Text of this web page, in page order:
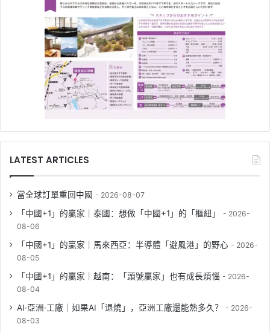
LATEST ARTICLES
當全球訂單重回中國 2026-08-07
「中國+1」的贏家｜泰國：想做「中國+1」的「樞紐」
2026-
08-06
「中國+1」的贏家｜馬來西亞：半導體「避風港」的野心
2026-
08-05
「中國+1」的贏家｜越南：「頭號贏家」也有成長煩惱
2026-
08-04
AI·亞洲·工廠｜如果AI「退燒」，亞洲工廠還能熱多久？
2026-
08-03